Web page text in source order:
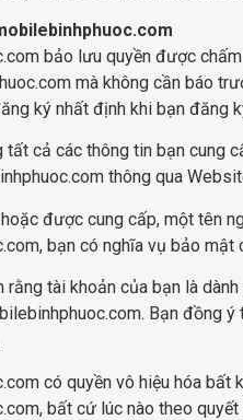
bảo lưu quyền được
mà không cần báo
ký nhất định khi bạn đăng
tất cả các thông tin bạn cung
thông qua
được cung cấp, một tên
bạn có nghĩa vụ bảo
rằng tài khoản của bạn là
Bạn đồng
có quyền vô hiệu hóa
bất cứ lúc nào theo